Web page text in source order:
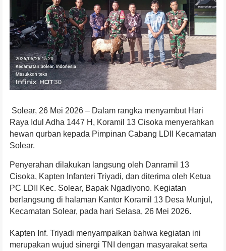
Solear, 26 Mei 2026 – Dalam rangka menyambut Hari
Raya Idul Adha 1447 H, Koramil 13 Cisoka menyerahkan
hewan qurban kepada Pimpinan Cabang LDII Kecamatan
Solear.
Penyerahan dilakukan langsung oleh Danramil 13
Cisoka, Kapten Infanteri Triyadi, dan diterima oleh Ketua
PC LDII Kec. Solear, Bapak Ngadiyono. Kegiatan
berlangsung di halaman Kantor Koramil 13 Desa Munjul,
Kecamatan Solear, pada hari Selasa, 26 Mei 2026.
Kapten Inf. Triyadi menyampaikan bahwa kegiatan ini
merupakan wujud sinergi TNI dengan masyarakat serta